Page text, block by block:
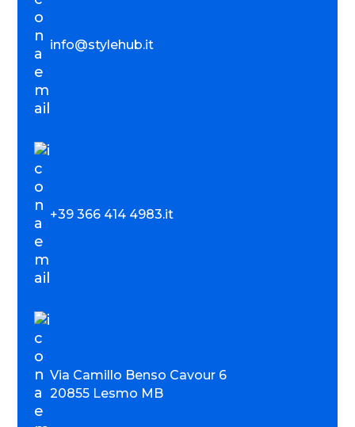
info@stylehub.it
+39 366 414 4983.it
Via Camillo Benso Cavour 6
20855 Lesmo MB